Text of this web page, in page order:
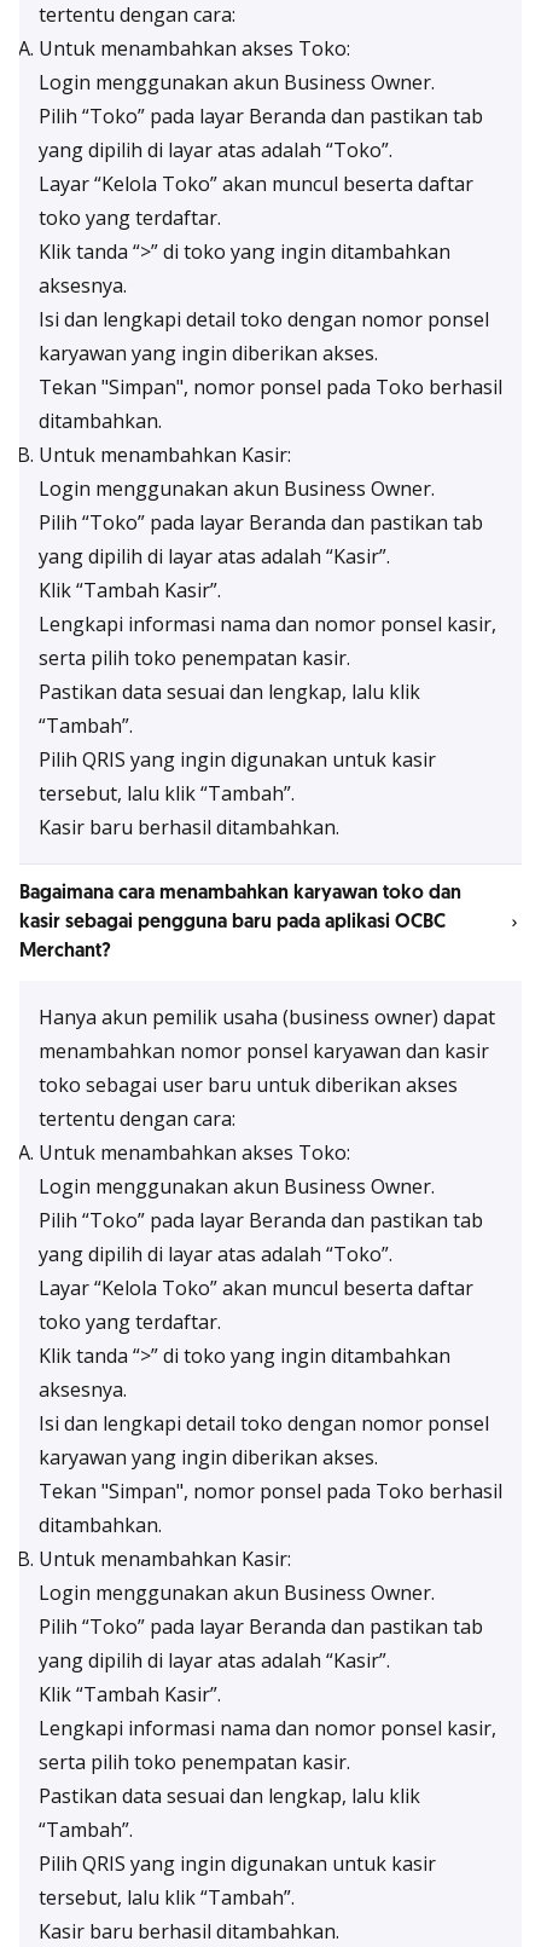
tertentu dengan cara:
Untuk menambahkan akses Toko:
Login menggunakan akun Business Owner.
Pilih “Toko” pada layar Beranda dan pastikan tab
yang dipilih di layar atas adalah “Toko”.
Layar “Kelola Toko” akan muncul beserta daftar
toko yang terdaftar.
Klik tanda “>” di toko yang ingin ditambahkan
aksesnya.
Isi dan lengkapi detail toko dengan nomor ponsel
karyawan yang ingin diberikan akses.
Tekan "Simpan", nomor ponsel pada Toko berhasil
ditambahkan.
Untuk menambahkan Kasir:
Login menggunakan akun Business Owner.
Pilih “Toko” pada layar Beranda dan pastikan tab
yang dipilih di layar atas adalah “Kasir”.
Klik “Tambah Kasir”.
Lengkapi informasi nama dan nomor ponsel kasir,
serta pilih toko penempatan kasir.
Pastikan data sesuai dan lengkap, lalu klik
“Tambah”.
Pilih QRIS yang ingin digunakan untuk kasir
tersebut, lalu klik “Tambah”.
Kasir baru berhasil ditambahkan.
Bagaimana cara menambahkan karyawan toko dan
kasir sebagai pengguna baru pada aplikasi OCBC
Merchant?
Hanya akun pemilik usaha (business owner) dapat
menambahkan nomor ponsel karyawan dan kasir
toko sebagai user baru untuk diberikan akses
tertentu dengan cara:
Untuk menambahkan akses Toko:
Login menggunakan akun Business Owner.
Pilih “Toko” pada layar Beranda dan pastikan tab
yang dipilih di layar atas adalah “Toko”.
Layar “Kelola Toko” akan muncul beserta daftar
toko yang terdaftar.
Klik tanda “>” di toko yang ingin ditambahkan
aksesnya.
Isi dan lengkapi detail toko dengan nomor ponsel
karyawan yang ingin diberikan akses.
Tekan "Simpan", nomor ponsel pada Toko berhasil
ditambahkan.
Untuk menambahkan Kasir:
Login menggunakan akun Business Owner.
Pilih “Toko” pada layar Beranda dan pastikan tab
yang dipilih di layar atas adalah “Kasir”.
Klik “Tambah Kasir”.
Lengkapi informasi nama dan nomor ponsel kasir,
serta pilih toko penempatan kasir.
Pastikan data sesuai dan lengkap, lalu klik
“Tambah”.
Pilih QRIS yang ingin digunakan untuk kasir
tersebut, lalu klik “Tambah”.
Kasir baru berhasil ditambahkan.